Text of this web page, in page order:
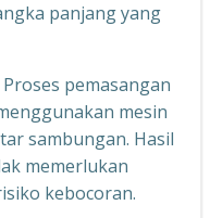
panjang yang
Proses pemasangan
mesin
sambungan. Hasil
memerlukan
kebocoran.